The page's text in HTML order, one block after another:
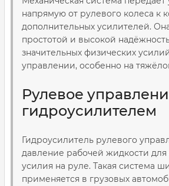
напрямую от рулевого колеса к
дополнительных усилителей.
простотой и высокой
значительных физических
управлении, особенно на
Рулевое
гидроусилителем
Гидроусилитель рулевого
давление рабочей жидкости
усилия на руле. Такая система
применяется в грузовых